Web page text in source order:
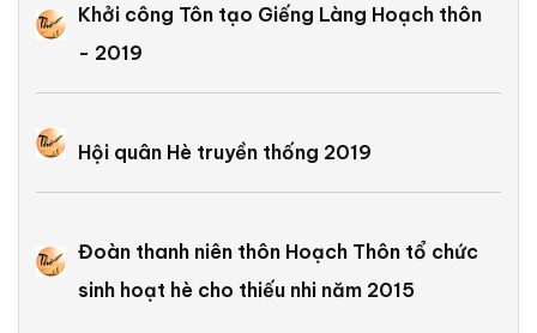
Khởi công Tôn tạo Giếng Làng Hoạch thôn
- 2019
Hội quân Hè truyền thống 2019
Đoàn thanh niên thôn Hoạch Thôn tổ chức
sinh hoạt hè cho thiếu nhi năm 2015